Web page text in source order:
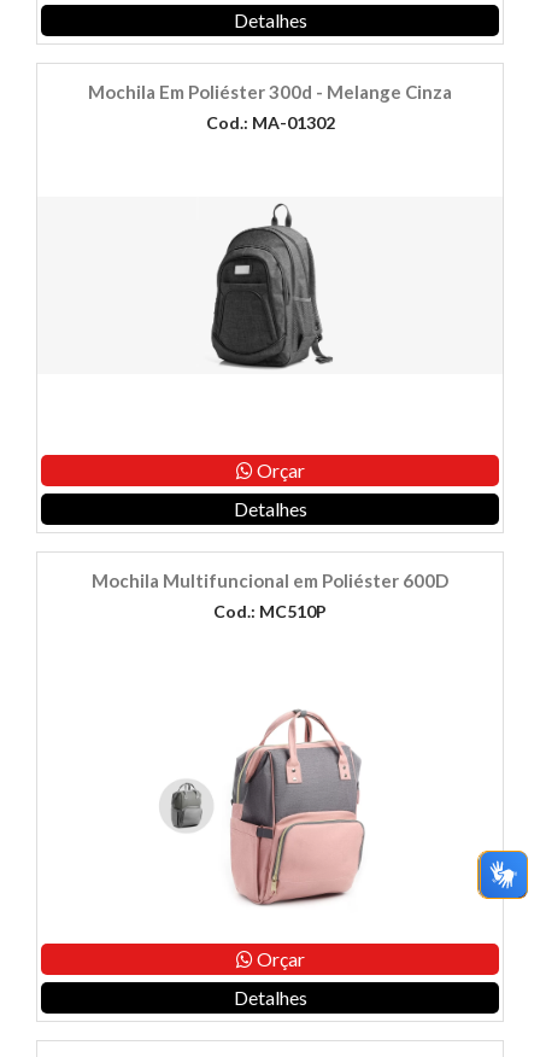
Detalhes
Mochila Em Poliéster 300d - Melange Cinza
Cod.: MA-01302
Orçar
Detalhes
Mochila Multifuncional em Poliéster 600D
Cod.: MC510P
Orçar
Detalhes